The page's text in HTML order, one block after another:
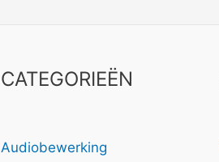
CATEGORIEËN
Audiobewerking